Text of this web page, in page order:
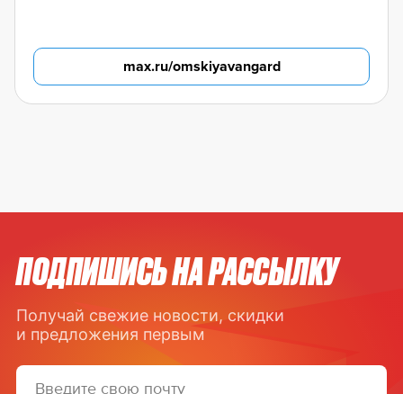
max.ru/omskiyavangard
ПОДПИШИСЬ НА РАССЫЛКУ
Получай свежие новости, скидки
и предложения первым